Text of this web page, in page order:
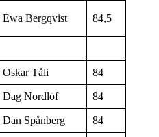
Ewa Bergqvist 84,5
Oskar Tåli 84
Dag Nordlöf 84
Dan Spånberg 84